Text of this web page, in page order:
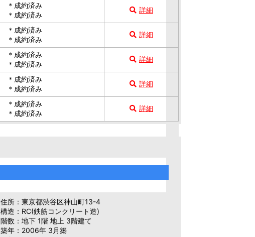
＊成約済み
＊成約済み
詳細
＊成約済み
＊成約済み
詳細
＊成約済み
＊成約済み
詳細
＊成約済み
＊成約済み
詳細
＊成約済み
＊成約済み
詳細
住所：東京都渋谷区神山町13-4
構造：RC(鉄筋コンクリート造)
階数：地下 1階 地上 3階建て
築年：2006年 3月築